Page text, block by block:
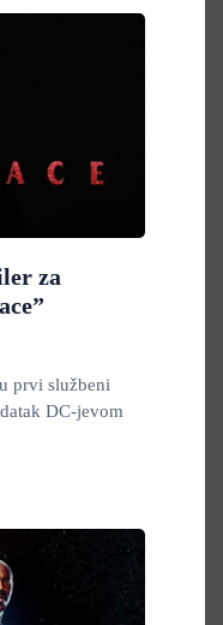
za
prvi službeni
DC-jevom